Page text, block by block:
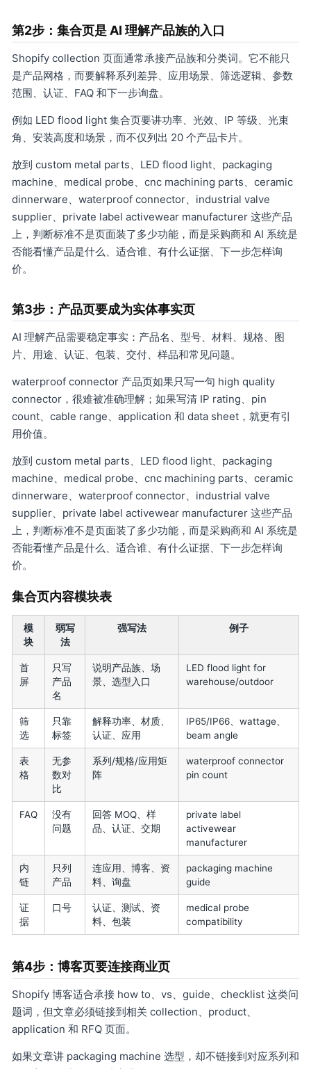
第2步：集合页是 AI 理解产品族的入口
Shopify collection 页面通常承接产品族和分类词。它不能只
是产品网格，而要解释系列差异、应用场景、筛选逻辑、参数
范围、认证、FAQ 和下一步询盘。
例如 LED flood light 集合页要讲功率、光效、IP 等级、光束
角、安装高度和场景，而不仅列出 20 个产品卡片。
放到 custom metal parts、LED flood light、packaging
machine、medical probe、cnc machining parts、ceramic
dinnerware、waterproof connector、industrial valve
supplier、private label activewear manufacturer 这些产品
上，判断标准不是页面装了多少功能，而是采购商和 AI 系统是
否能看懂产品是什么、适合谁、有什么证据、下一步怎样询
价。
第3步：产品页要成为实体事实页
AI 理解产品需要稳定事实：产品名、型号、材料、规格、图
片、用途、认证、包装、交付、样品和常见问题。
waterproof connector 产品页如果只写一句 high quality
connector，很难被准确理解；如果写清 IP rating、pin
count、cable range、application 和 data sheet，就更有引
用价值。
放到 custom metal parts、LED flood light、packaging
machine、medical probe、cnc machining parts、ceramic
dinnerware、waterproof connector、industrial valve
supplier、private label activewear manufacturer 这些产品
上，判断标准不是页面装了多少功能，而是采购商和 AI 系统是
否能看懂产品是什么、适合谁、有什么证据、下一步怎样询
价。
集合页内容模块表
模
块
弱写
法
强写法 例子
首
屏
只写
产品
名
说明产品族、场
景、选型入口
LED flood light for
warehouse/outdoor
筛
选
只靠
标签
解释功率、材质、
认证、应用
IP65/IP66、wattage、
beam angle
表
格
无参
数对
比
系列/规格/应用矩
阵
waterproof connector
pin count
FAQ
没有
问题
回答 MOQ、样
品、认证、交期
private label
activewear
manufacturer
内
链
只列
产品
连应用、博客、资
料、询盘
packaging machine
guide
证
据
口号
认证、测试、资
料、包装
medical probe
compatibility
第4步：博客页要连接商业页
Shopify 博客适合承接 how to、vs、guide、checklist 这类问
题词，但文章必须链接到相关 collection、product、
application 和 RFQ 页面。
如果文章讲 packaging machine 选型，却不链接到对应系列和